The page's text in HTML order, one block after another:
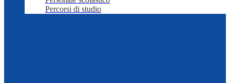
Percorsi di studio